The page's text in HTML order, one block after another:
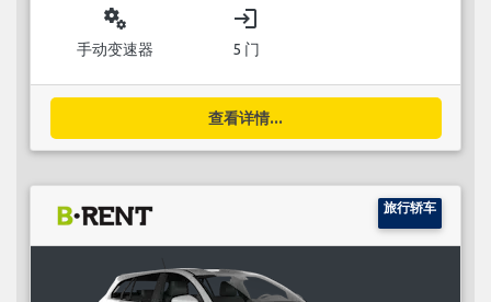
miscellaneous_services
手动变速器
login
5 门
查看详情...
旅行轿车